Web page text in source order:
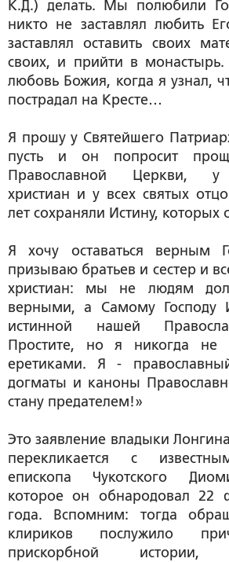
К.Д.) делать. Мы полюбили
никто не заставлял любить
заставлял оставить своих
своих, и прийти в монастырь.
любовь Божия, когда я узнал,
пострадал на Кресте…
Я прошу у Святейшего
пусть и он попросит
Православной Церкви, у
христиан и у всех святых
лет сохраняли Истину, которых
Я хочу оставаться верным
призываю братьев и сестер и
христиан: мы не людям
верными, а Самому Господу
истинной нашей
Простите, но я никогда
еретиками. Я -
догматы и каноны
стану предателем!»
Это заявление владыки
перекликается с
епископа Чукотского
которое он обнародовал 22
года. Вспомним: тогда
клириков послужило
прискорбной истории,